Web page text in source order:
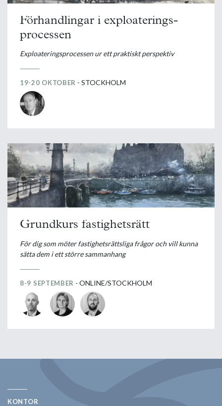
Förhandlingar i exploaterings­
processen
Exploateringsprocessen ur ett praktiskt perspektiv
19-20 OKTOBER - STOCKHOLM
Grundkurs fastighetsrätt
För dig som möter fastighetsrättsliga frågor och vill kunna
sätta dem i ett större sammanhang
8-9 SEPTEMBER - ONLINE/STOCKHOLM
KONTOR